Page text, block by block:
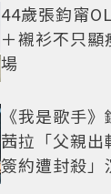
44歲張鈞甯
＋襯衫不只
場
《我是歌手
茜拉「父親出
簽約遭封殺」